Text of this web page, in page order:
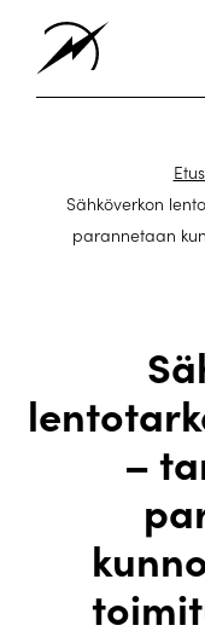
Sähköverkon
parannetaan
–